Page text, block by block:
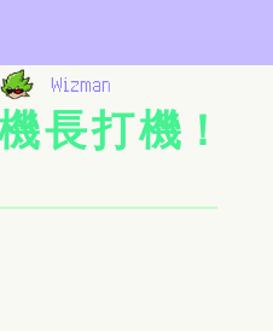
長 打 機！
Wizman